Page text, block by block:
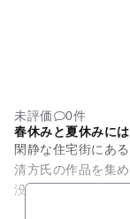
未評価
0件
春休みと夏休みに
閑静な住宅街にあ
清方氏の作品を集
没するまで住んで
部材を使用して再